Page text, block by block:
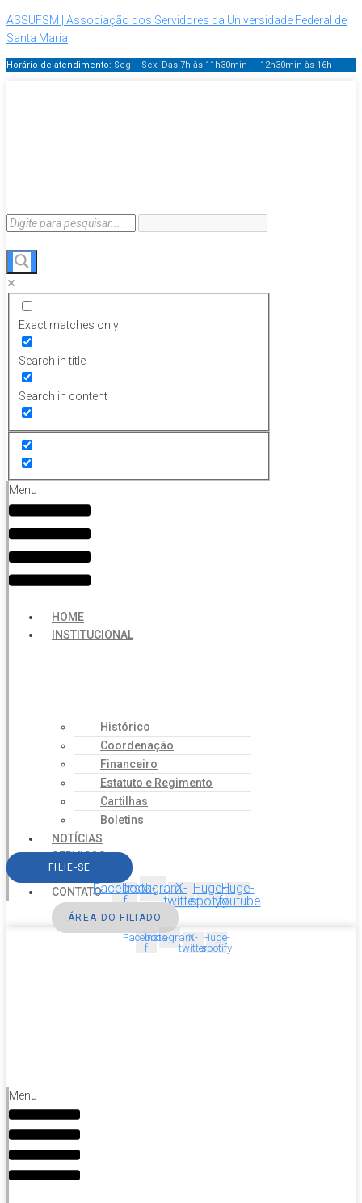
ASSUFSM | Associação dos Servidores da Universidade Federal de
Santa Maria
Horário de atendimento: Seg – Sex: Das 7h às 11h30min – 12h30min às 16h
Exact matches only
Search in title
Search in content
Menu
HOME
INSTITUCIONAL
Histórico
Coordenação
Financeiro
Estatuto e Regimento
Cartilhas
Boletins
NOTÍCIAS
SERVIÇOS
AGENDA
CONTATO
FILIE-SE
Facebook-
f
InstagramX-
twitter
Huge-
spotify
Huge-
youtube
ÁREA DO FILIADO
Facebook-
f
InstagramX-
twitter
Huge-
spotify
Menu